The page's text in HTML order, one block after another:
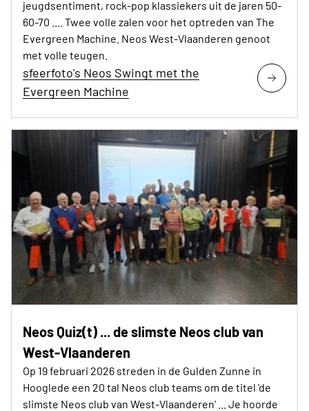
jeugdsentiment, rock-pop klassiekers uit de jaren 50-
60-70 .... Twee volle zalen voor het optreden van The
Evergreen Machine. Neos West-Vlaanderen genoot
met volle teugen.
sfeerfoto's Neos Swingt met the
Evergreen Machine
Neos Quiz(t) ... de slimste Neos club van
West-Vlaanderen
Op 19 februari 2026 streden in de Gulden Zunne in
Hooglede een 20 tal Neos club teams om de titel 'de
slimste Neos club van West-Vlaanderen' ... Je hoorde